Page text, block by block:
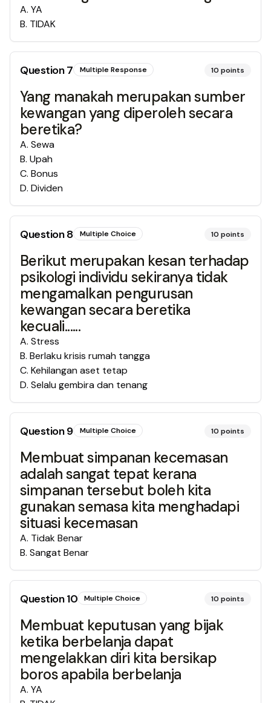
A. YA
B. TIDAK
Question7 Multiple Response 10 points
Yang manakah merupakan sumber
kewangan yang diperoleh secara
beretika?
A. Sewa
B. Upah
C. Bonus
D. Dividen
Question8 Multiple Choice 10 points
Berikut merupakan kesan terhadap
psikologi individu sekiranya tidak
mengamalkan pengurusan
kewangan secara beretika
kecuali......
A. Stress
B. Berlaku krisis rumah tangga
C. Kehilangan aset tetap
D. Selalu gembira dan tenang
Question9 Multiple Choice 10 points
Membuat simpanan kecemasan
adalah sangat tepat kerana
simpanan tersebut boleh kita
gunakan semasa kita menghadapi
situasi kecemasan
A. Tidak Benar
B. Sangat Benar
Question10 Multiple Choice 10 points
Membuat keputusan yang bijak
ketika berbelanja dapat
mengelakkan diri kita bersikap
boros apabila berbelanja
A. YA